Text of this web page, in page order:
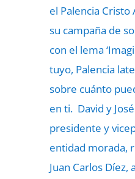
el Palencia
su campaña de
con el lema
tuyo, Palencia
sobre cuánto
en ti. David y
presidente y
entidad morada,
Juan Carlos Díez,